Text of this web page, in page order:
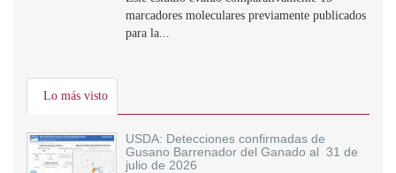
marcadores moleculares previamente publicados
para la...
Lo más visto
USDA: Detecciones confirmadas de
Gusano Barrenador del Ganado al 31 de
julio de 2026